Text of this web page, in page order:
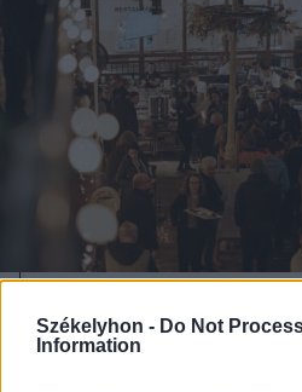
Székelyhon - Do Not
Information
2025. április 01., kedd
Gasztronómiai